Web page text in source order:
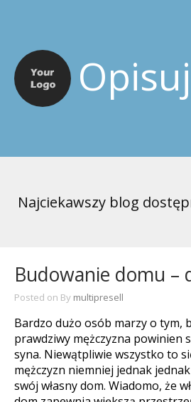
Najciekawszy blog
Budowanie domu
Posted on By multipresell
Bardzo dużo osób marzy o tym,
prawdziwy mężczyzna powinien
syna. Niewątpliwie wszystko to
mężczyzn niemniej jednak
swój własny dom. Wiadomo, że